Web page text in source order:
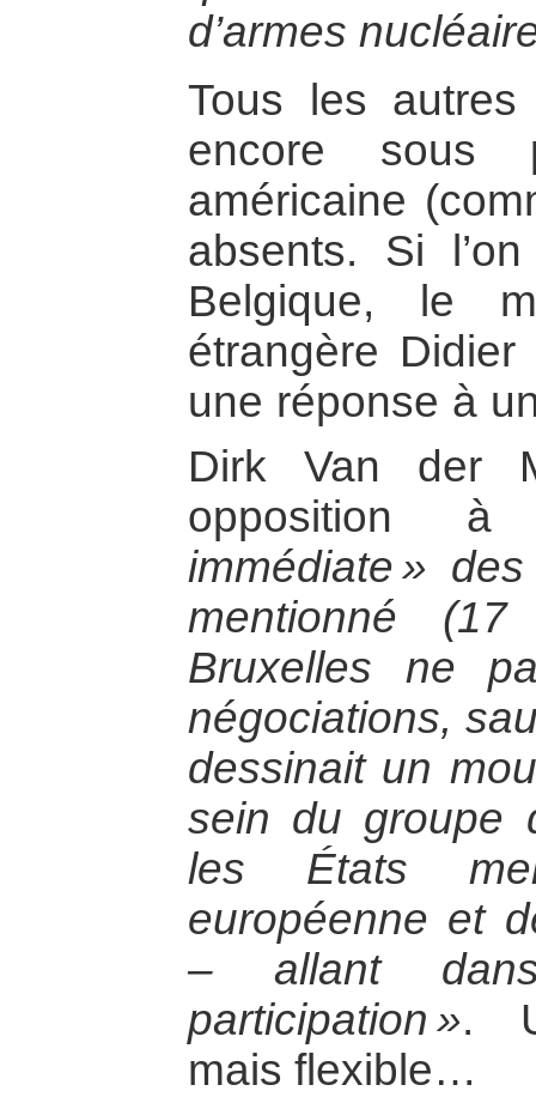
d’armes
Tous les autres
encore sous
américaine
absents. Si
Belgique, le
étrangère
une réponse à
Dirk Van der
opposition
immédiate »
mentionné
Bruxelles ne
négociations,
dessinait un
sein du groupe
les États
européenne et
– allant
participation ».
mais flexible…